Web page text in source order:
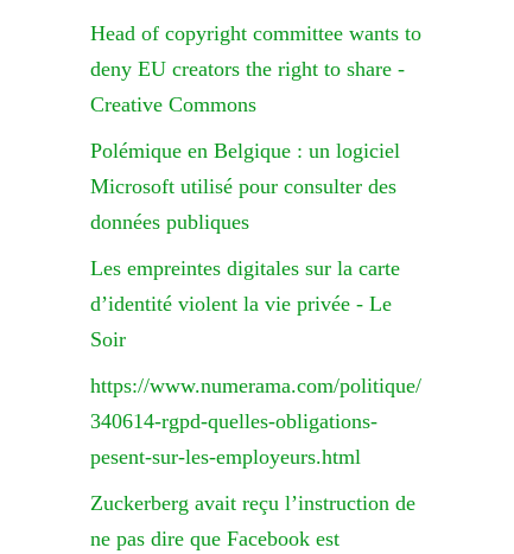
Head of copyright committee wants to
deny EU creators the right to share -
Creative Commons
Polémique en Belgique : un logiciel
Microsoft utilisé pour consulter des
données publiques
Les empreintes digitales sur la carte
d’identité violent la vie privée - Le
Soir
https://www.numerama.com/politique/
340614-rgpd-quelles-obligations-
pesent-sur-les-employeurs.html
Zuckerberg avait reçu l’instruction de
ne pas dire que Facebook est